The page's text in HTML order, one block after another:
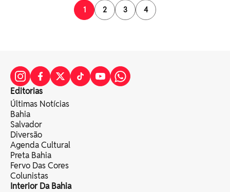
1
2 3 4
Editorias
Últimas Notícias
Bahia
Salvador
Diversão
Agenda Cultural
Preta Bahia
Fervo Das Cores
Colunistas
Interior Da Bahia